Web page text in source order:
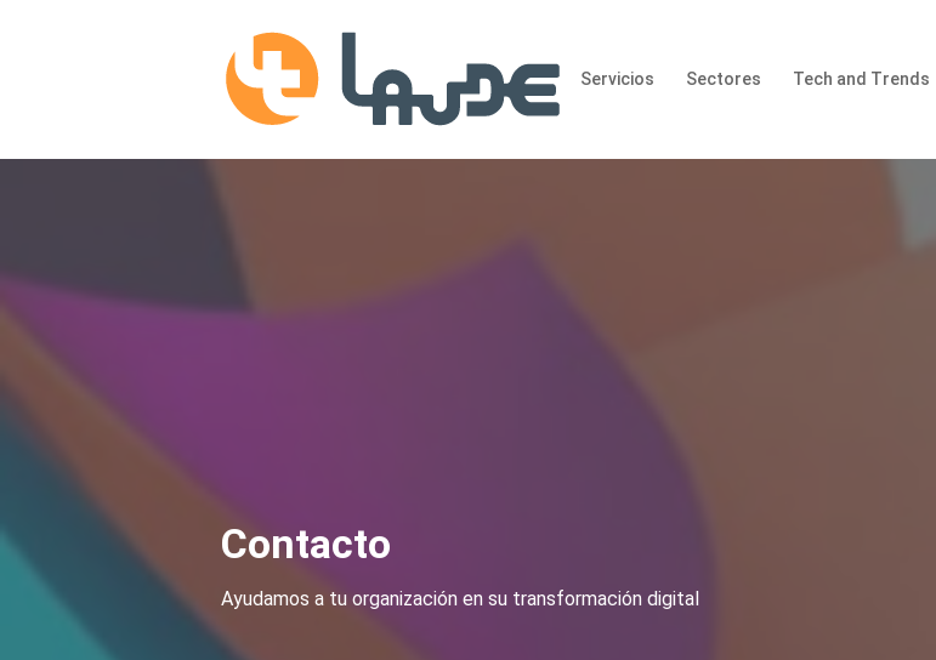
Servicios Sectores Tech and Trends
Contacto
Ayudamos a tu organización en su transformación digital